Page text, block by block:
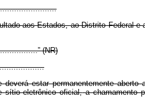
aos Estados, ao Distrito Federal
(NR)
estar permanentemente
sítio eletrônico oficial,a chamamento